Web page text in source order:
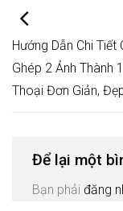
Hướng Dẫn Chi Tiết
Ghép 2 Ảnh Thành
Thoại Đơn Giản,
Để lại một
Bạn phải đăng